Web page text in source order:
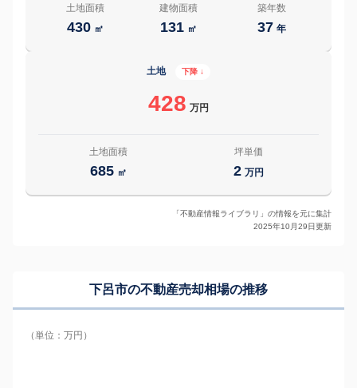
土地面積
430 ㎡
建物面積
131 ㎡
築年数
37 年
土地 下降 ↓
428 万円
土地面積
685 ㎡
坪単価
2 万円
「不動産情報ライブラリ」の情報を元に集計
2025年10月29日更新
下呂市の不動産売却相場の推移
（単位：万円）